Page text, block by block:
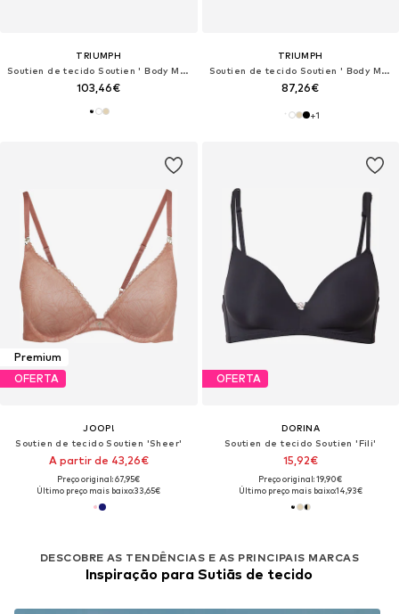
TRIUMPH
Soutien de tecido Soutien ' Body Make-Up Essentials '
103,46€
TRIUMPH
Soutien de tecido Soutien ' Body Make-Up '
87,26€
+1
Premium
OFERTA
JOOP!
Soutien de tecido Soutien 'Sheer'
A partir de 43,26€
Preço original: 67,95€
Último preço mais baixo:33,65€
DESCOBRE AS TENDÊNCIAS E AS PRINCIPAIS MARCAS
Inspiração para Sutiãs de tecido
OFERTA
DORINA
Soutien de tecido Soutien 'Fili'
15,92€
Preço original: 19,90€
Último preço mais baixo:14,93€